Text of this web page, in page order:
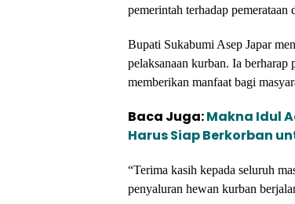
pemerintah terhadap pemerataan
Bupati Sukabumi Asep Japar
pelaksanaan kurban. Ia berharap
memberikan manfaat bagi
Baca Juga:Makna Idul
Harus Siap Berkorban
“Terima kasih kepada seluruh
penyaluran hewan kurban